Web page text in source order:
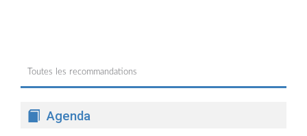
Toutes les recommandations
Agenda